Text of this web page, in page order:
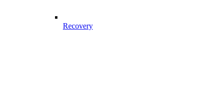
Recovery